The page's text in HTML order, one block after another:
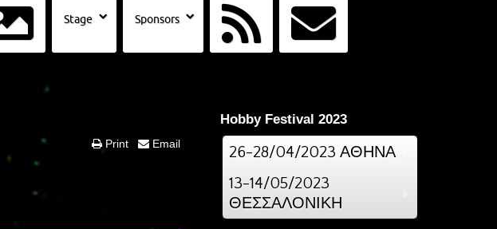
Stage Sponsors
Print Email
Hobby Festival 2023
26-28/04/2023 ΑΘΗΝΑ
13-14/05/2023
ΘΕΣΣΑΛΟΝΙΚΗ